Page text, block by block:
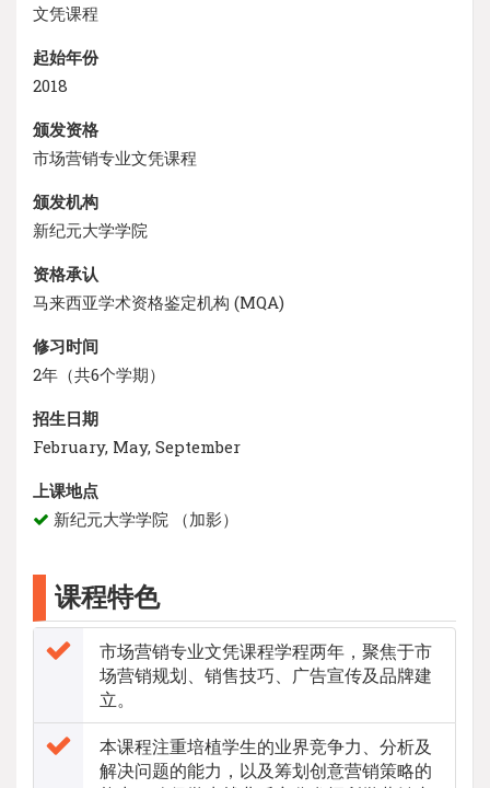
文凭课程
起始年份
2018
颁发资格
市场营销专业文凭课程
颁发机构
新纪元大学学院
资格承认
马来西亚学术资格鉴定机构 (MQA)
修习时间
2年（共6个学期）
招生日期
February, May, September
上课地点
新纪元大学学院 （加影）
课程特色
市场营销专业文凭课程学程两年，聚焦于市
场营销规划、销售技巧、广告宣传及品牌建
立。
本课程注重培植学生的业界竞争力、分析及
解决问题的能力，以及筹划创意营销策略的